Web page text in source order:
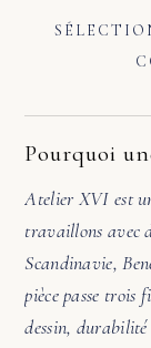
Pourquoi
Atelier XVI est
travaillons avec
Scandinavie,
pièce passe trois
dessin,